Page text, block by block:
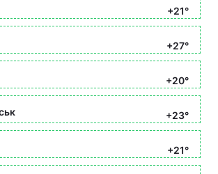
+21°
+27°
+20°
+23°
+21°